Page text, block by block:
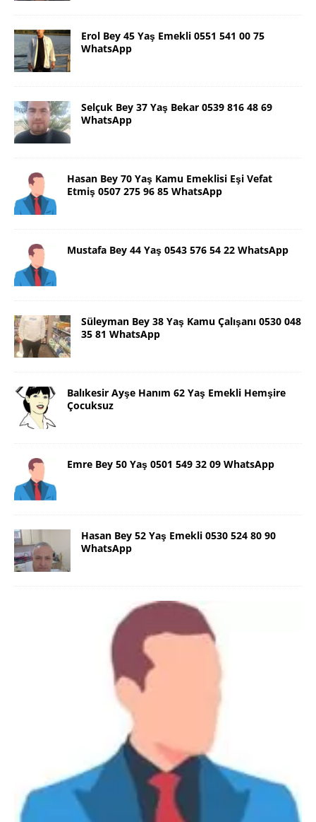
Erol Bey 45 Yaş Emekli 0551 541 00 75
WhatsApp
Selçuk Bey 37 Yaş Bekar 0539 816 48 69
WhatsApp
Hasan Bey 70 Yaş Kamu Emeklisi Eşi Vefat
Etmiş 0507 275 96 85 WhatsApp
Mustafa Bey 44 Yaş 0543 576 54 22 WhatsApp
Süleyman Bey 38 Yaş Kamu Çalışanı 0530 048
35 81 WhatsApp
Balıkesir Ayşe Hanım 62 Yaş Emekli Hemşire
Çocuksuz
Emre Bey 50 Yaş 0501 549 32 09 WhatsApp
Hasan Bey 52 Yaş Emekli 0530 524 80 90
WhatsApp
Danimarka Mustafa Bey 45 Yaş +45
42 48 17 28 WhatsApp
Lütfen Danimarka dışı aramasın. Selam ben
Danimarka’dan Mustafa 45 yaşında, 1.88 boyunda,
98 kiloda, Kumral, ayrılmış bir beyim. Alkol yok.
Sigara var. Maddi sıkıntım yok.